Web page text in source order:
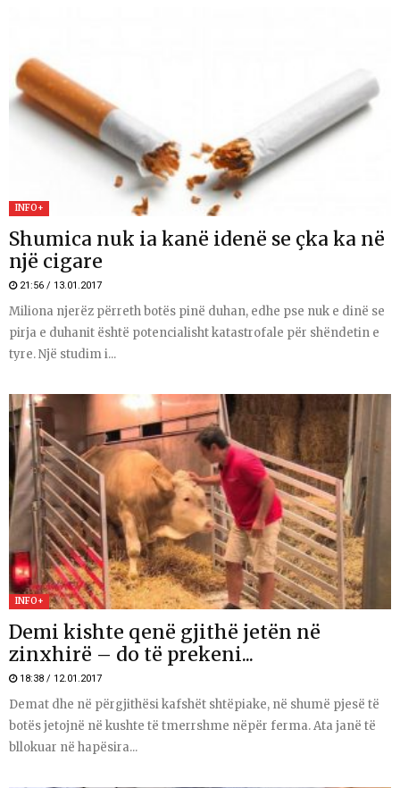
INFO+
Shumica nuk ia kanë idenë se çka ka në
një cigare
21:56 / 13.01.2017
Miliona njerëz përreth botës pinë duhan, edhe pse nuk e dinë se
pirja e duhanit është potencialisht katastrofale për shëndetin e
tyre. Një studim i...
INFO+
Demi kishte qenë gjithë jetën në
zinxhirë – do të prekeni...
18:38 / 12.01.2017
Demat dhe në përgjithësi kafshët shtëpiake, në shumë pjesë të
botës jetojnë në kushte të tmerrshme nëpër ferma. Ata janë të
bllokuar në hapësira...